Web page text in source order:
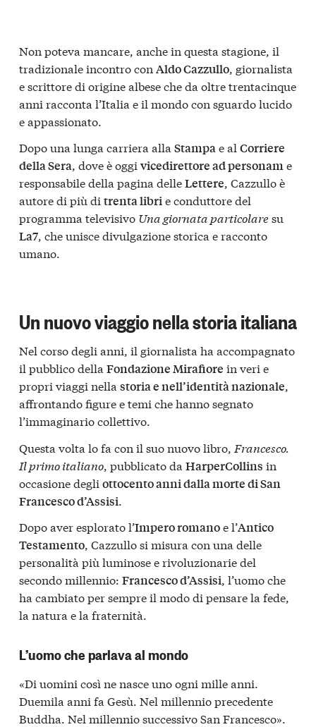
Non poteva mancare, anche in questa stagione, il
tradizionale incontro con Aldo Cazzullo, giornalista
e scrittore di origine albese che da oltre trentacinque
anni racconta l’Italia e il mondo con sguardo lucido
e appassionato.
Dopo una lunga carriera alla Stampae al Corriere
della Sera, dove è oggi vicedirettore ad personame
responsabile della pagina delleLettere, Cazzullo è
autore di più di trenta librie conduttore del
programma televisivo Una giornata particolaresu
La7, che unisce divulgazione storica e racconto
umano.
Un nuovo viaggio nella storia italiana
Nel corso degli anni, il giornalista ha accompagnato
il pubblico della Fondazione Mirafiore in veri e
propri viaggi nella storia e nell’identità nazionale,
affrontando figure e temi che hanno segnato
l’immaginario collettivo.
Questa volta lo fa con il suo nuovo libro, Francesco.
Il primo italiano, pubblicato da HarperCollins in
occasione degli ottocento anni dalla morte di San
Francesco d’Assisi.
Dopo aver esplorato l’Impero romanoe l’Antico
Testamento, Cazzullo si misura con una delle
personalità più luminose e rivoluzionarie del
secondo millennio: Francesco d’Assisi, l’uomo che
ha cambiato per sempre il modo di pensare la fede,
la natura e la fraternità.
L’uomo che parlava al mondo
«Di uomini così ne nasce uno ogni mille anni.
Duemila anni fa Gesù. Nel millennio precedente
Buddha. Nel millennio successivo San Francesco».